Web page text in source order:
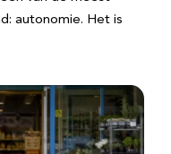
autonomie. Het is